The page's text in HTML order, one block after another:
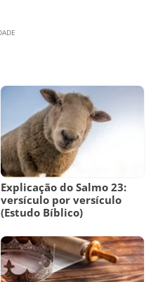
Explicação do Salmo 23:
versículo por versículo
(Estudo Bíblico)